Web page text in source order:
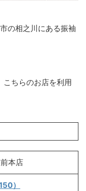
の相之川にある振袖
こちらのお店を利用
本店
）